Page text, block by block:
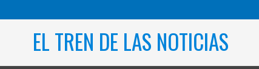
EL TREN DE LAS NOTICIAS